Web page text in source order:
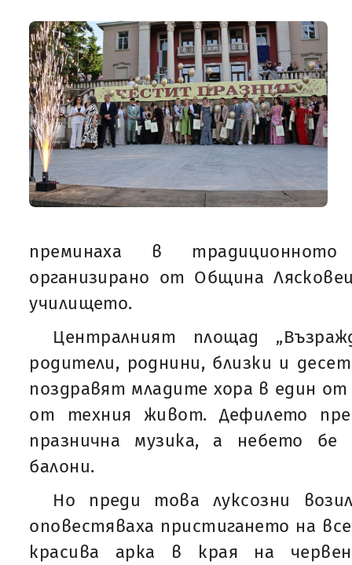
преминаха в традиционното
организирано от Община
училището.
Централният площад
родители, роднини, близки и
поздравят младите хора в един
от техния живот. Дефилето
празнична музика, а небето
балони.
Но преди това луксозни
оповестяваха пристигането на
красива арка в края на